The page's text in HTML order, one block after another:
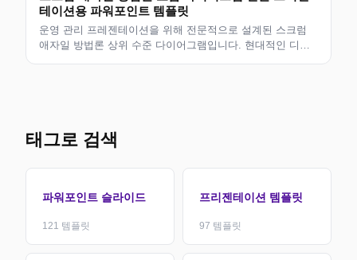
테이션용 파워포인트 템플릿
운영 관리 프레젠테이션을 위해 전문적으로 설계된 스크럼
애자일 방법론 상위 수준 다이어그램입니다. 현대적인 디자
태그로 검색
파워포인트 슬라이드
121 템플릿
프리젠테이션 템플릿
97 템플릿